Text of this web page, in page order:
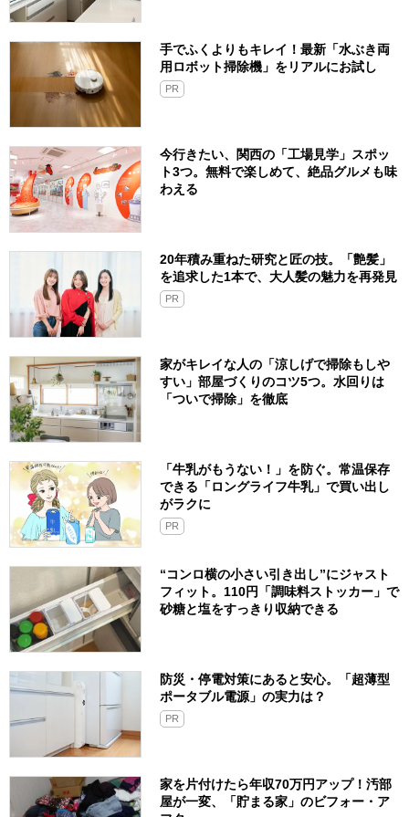
手でふくよりもキレイ！最新「水ぶき両
用ロボット掃除機」をリアルにお試し
PR
今行きたい、関西の「工場見学」スポッ
ト3つ。無料で楽しめて、絶品グルメも味
わえる
20年積み重ねた研究と匠の技。「艶髪」
を追求した1本で、大人髪の魅力を再発見
PR
家がキレイな人の「涼しげで掃除もしや
すい」部屋づくりのコツ5つ。水回りは
「ついで掃除」を徹底
「牛乳がもうない！」を防ぐ。常温保存
できる「ロングライフ牛乳」で買い出し
がラクに
PR
“コンロ横の小さい引き出し”にジャスト
フィット。110円「調味料ストッカー」で
砂糖と塩をすっきり収納できる
防災・停電対策にあると安心。「超薄型
ポータブル電源」の実力は？​
PR
家を片付けたら年収70万円アップ！汚部
屋が一変、「貯まる家」のビフォー・ア